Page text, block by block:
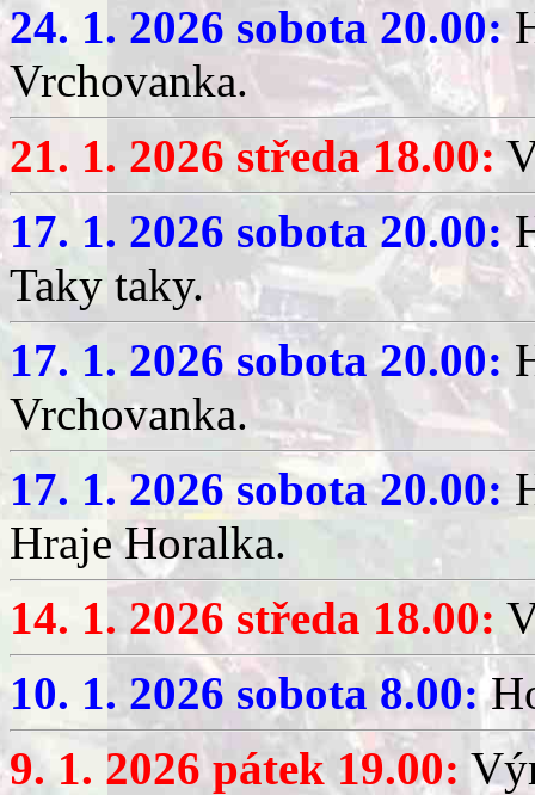
24. 1. 2026 sobota 20.00:
Vrchovanka.
21. 1. 2026 středa 18.00:
17. 1. 2026 sobota 20.00:
Taky taky.
17. 1. 2026 sobota 20.00:
Vrchovanka.
17. 1. 2026 sobota 20.00:
Hraje Horalka.
14. 1. 2026 středa 18.00:
10. 1. 2026 sobota 8.00:
9. 1. 2026 pátek 19.00: